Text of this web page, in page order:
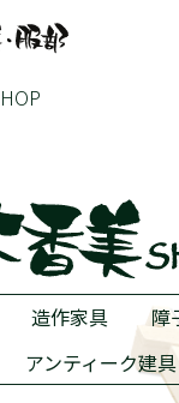
造作家具 障
アンティーク建具